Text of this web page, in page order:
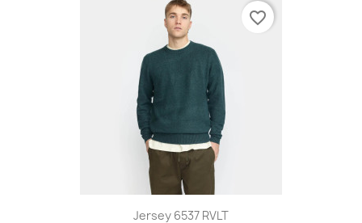
Jersey 6537 RVLT
favorite_border